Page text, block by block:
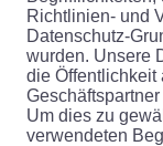
Richtlinien- und
Datenschutz-
wurden. Unsere
die Öffentlichkeit
Um dies zu
verwendeten